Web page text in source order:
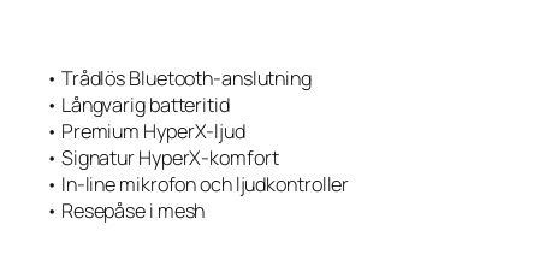
• Trådlös Bluetooth-anslutning
• Långvarig batteritid
• Premium HyperX-ljud
• Signatur HyperX-komfort
• In-line mikrofon och ljudkontroller
• Resepåse i mesh